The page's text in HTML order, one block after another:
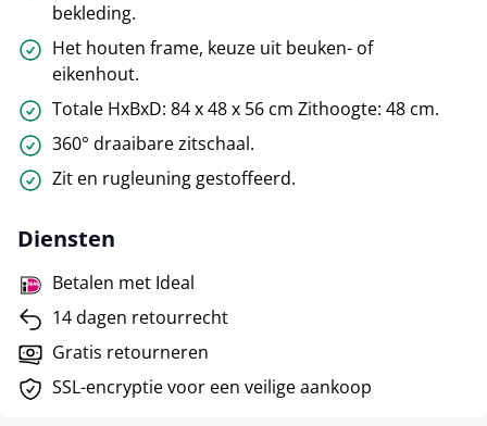
bekleding.
Het houten frame, keuze uit beuken- of
eikenhout.
Totale HxBxD: 84 x 48 x 56 cm Zithoogte: 48 cm.
360° draaibare zitschaal.
Zit en rugleuning gestoffeerd.
Diensten
Betalen met Ideal
14 dagen retourrecht
Gratis retourneren
SSL-encryptie voor een veilige aankoop